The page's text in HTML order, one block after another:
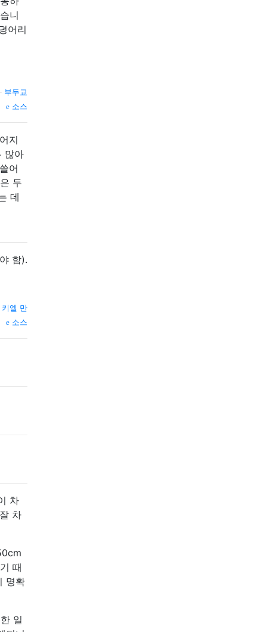
니
어리
부두교
소스
지
많아
어
두
데
함).
키엘 만
소스
차
차
때
명확
일